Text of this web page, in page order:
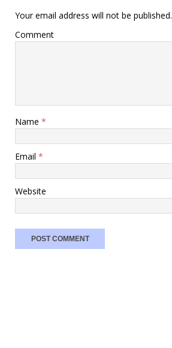
Your email address will not be published.
Comment
Name *
Email *
Website